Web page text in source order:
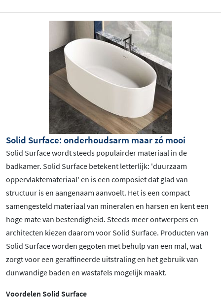
Solid Surface: onderhoudsarm maar zó mooi
Solid Surface wordt steeds populairder materiaal in de
badkamer. Solid Surface betekent letterlijk: 'duurzaam
oppervlaktemateriaal' en is een composiet dat glad van
structuur is en aangenaam aanvoelt. Het is een compact
samengesteld materiaal van mineralen en harsen en kent een
hoge mate van bestendigheid. Steeds meer ontwerpers en
architecten kiezen daarom voor Solid Surface. Producten van
Solid Surface worden gegoten met behulp van een mal, wat
zorgt voor een geraffineerde uitstraling en het gebruik van
dunwandige baden en wastafels mogelijk maakt.
Voordelen Solid Surface